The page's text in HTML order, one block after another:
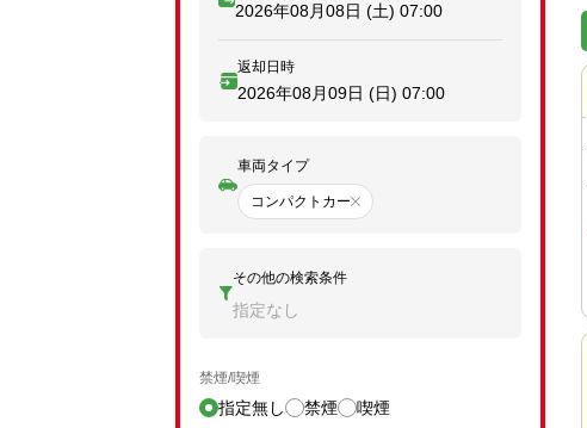
2026年08月08日 (土) 07:00
返却日時
2026年08月09日 (日) 07:00
車両タイプ
コンパクトカー
その他の検索条件
指定なし
禁煙/喫煙
指定無し 禁煙 喫煙